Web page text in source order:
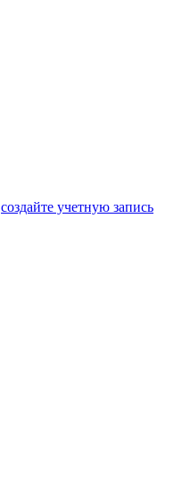
создайте учетную запись